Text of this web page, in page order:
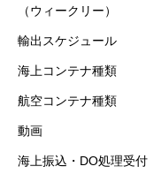
（ウィークリー）
輸出スケジュール
海上コンテナ種類
航空コンテナ種類
動画
海上振込・DO処理受付